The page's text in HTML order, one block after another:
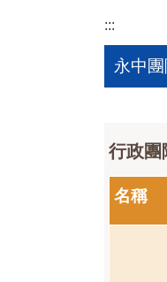
:::
永中
行政團
名稱